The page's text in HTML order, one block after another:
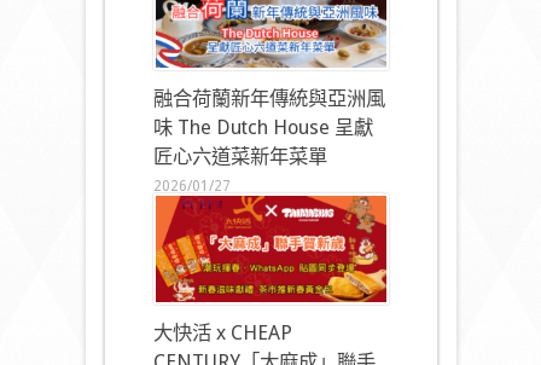
融合荷蘭新年傳統與亞洲風
味 The Dutch House 呈獻
匠心六道菜新年菜單
2026/01/27
大快活 x CHEAP